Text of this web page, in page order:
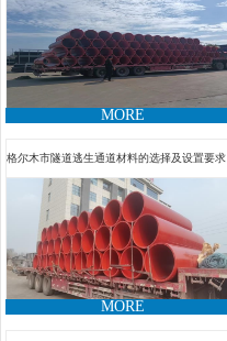
MORE
格尔木市隧道逃生通道材料的选择及设置要求
MORE